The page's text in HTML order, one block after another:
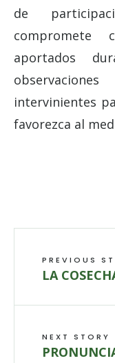
de
compromete
aportados
intervinientes
favorezca al
PREVIOUS
LA
NEXT STORY